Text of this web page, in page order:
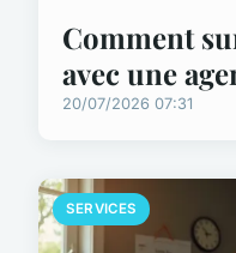
Comment
avec une
20/07/2026 07:31
SERVICES